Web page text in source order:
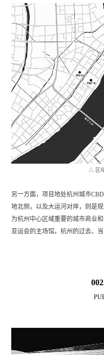
△ 区
另一方面，项目地处杭州城市
地北侧，以及大运河对岸，则是
为杭州中心区域重要的城市商业
亚运会的主场馆。杭州的过去、